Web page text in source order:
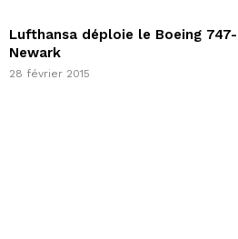
Lufthansa déploie le Boeing
Newark
28 février 2015